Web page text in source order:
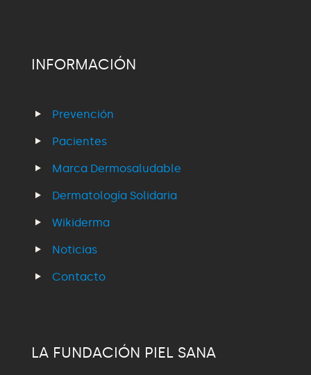
INFORMACIÓN
Prevención
Pacientes
Marca Dermosaludable
Dermatología Solidaria
Wikiderma
Noticias
Contacto
LA FUNDACIÓN PIEL SANA